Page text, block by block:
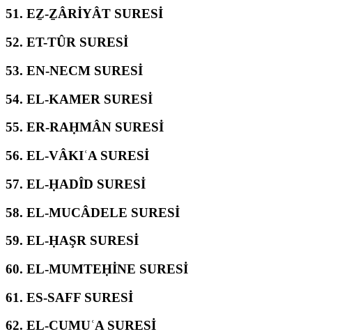
51. EẔ-ẔÂRİYÂT SURESİ
52. ET-TÛR SURESİ
53. EN-NECM SURESİ
54. EL-KAMER SURESİ
55. ER-RAḤMÂN SURESİ
56. EL-VÂKIʿA SURESİ
57. EL-ḤADÎD SURESİ
58. EL-MUCÂDELE SURESİ
59. EL-ḤAŞR SURESİ
60. EL-MUMTEḤİNE SURESİ
61. ES-SAFF SURESİ
62. EL-CUMUʿA SURESİ